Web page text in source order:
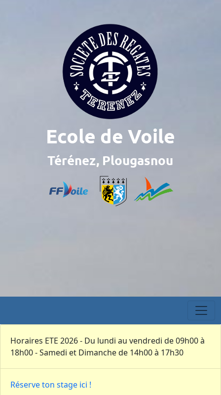
Horaires ETE 2026 - Du lundi au vendredi de 09h00 à
18h00 - Samedi et Dimanche de 14h00 à 17h30
Réserve ton stage ici !